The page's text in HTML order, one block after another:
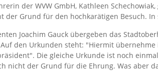
der WVW GmbH, Kathleen
der Grund für den hochkarätigen Besuch.
Joachim Gauck übergeben das
den Urkunden steht: "Hiermit
Die gleiche Urkunde ist noch
nicht der Grund für die Ehrung. Was aber